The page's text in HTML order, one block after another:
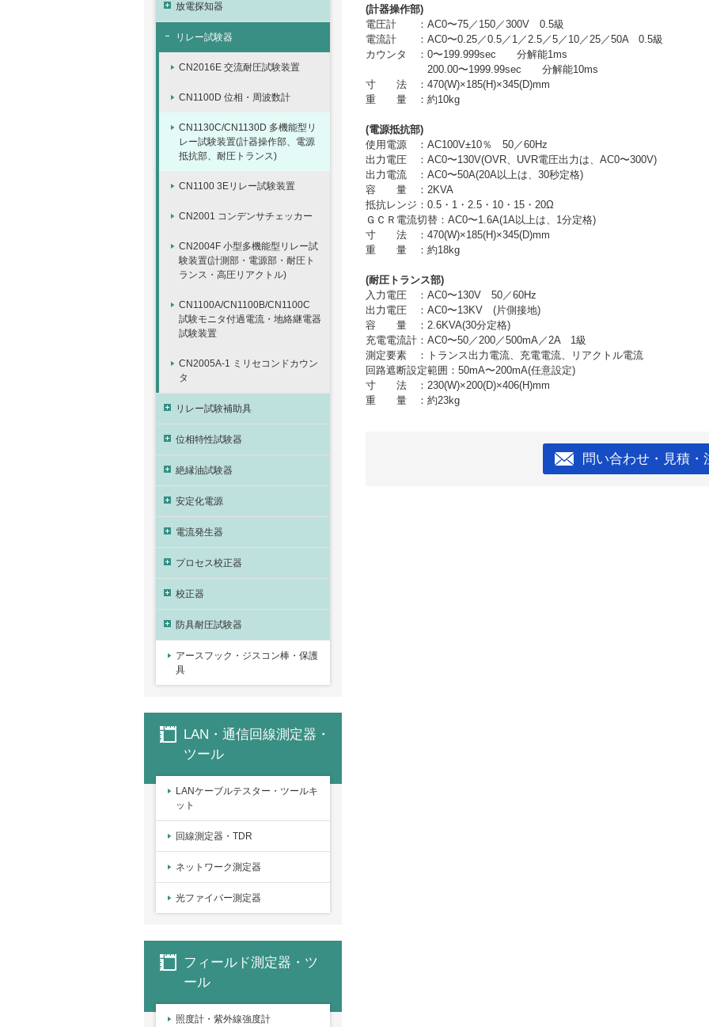
放電探知器
リレー試験器
CN2016E 交流耐圧試験装置
CN1100D 位相・周波数計
CN1130C/CN1130D 多機能型リ
レー試験装置(計器操作部、電源
抵抗部、耐圧トランス)
CN1100 3Eリレー試験装置
CN2001 コンデンサチェッカー
CN2004F 小型多機能型リレー試
験装置(計測部・電源部・耐圧ト
ランス・高圧リアクトル)
CN1100A/CN1100B/CN1100C
試験モニタ付過電流・地絡継電器
試験装置
CN2005A-1 ミリセコンドカウン
タ
リレー試験補助具
位相特性試験器
絶縁油試験器
安定化電源
電流発生器
プロセス校正器
校正器
防具耐圧試験器
アースフック・ジスコン棒・保護
具
LAN・通信回線測定器・
ツール
LANケーブルテスター・ツールキ
ット
回線測定器・TDR
ネットワーク測定器
光ファイバー測定器
フィールド測定器・ツ
ール
照度計・紫外線強度計
(計器操作部)
電圧計 ：AC0〜75／150／300V 0.5級
電流計 ：AC0〜0.25／0.5／1／2.5／5／10／25／50A 0.5級
カウンタ ：0〜199.999sec 分解能1ms
200.00〜1999.99sec 分解能10ms
寸 法 ：470(W)×185(H)×345(D)mm
重 量 ：約10kg
(電源抵抗部)
使用電源 ：AC100V±10％ 50／60Hz
出力電圧 ：AC0〜130V(OVR、UVR電圧出力は、AC0〜300V)
出力電流 ：AC0〜50A(20A以上は、30秒定格)
容 量 ：2KVA
抵抗レンジ：0.5・1・2.5・10・15・20Ω
ＧＣＲ電流切替：AC0〜1.6A(1A以上は、1分定格)
寸 法 ：470(W)×185(H)×345(D)mm
重 量 ：約18kg
(耐圧トランス部)
入力電圧 ：AC0〜130V 50／60Hz
出力電圧 ：AC0〜13KV (片側接地)
容 量 ：2.6KVA(30分定格)
充電電流計：AC0〜50／200／500mA／2A 1級
測定要素 ：トランス出力電流、充電電流、リアクトル電流
回路遮断設定範囲：50mA〜200mA(任意設定)
寸 法 ：230(W)×200(D)×406(H)mm
重 量 ：約23kg
問い合わせ・見積・